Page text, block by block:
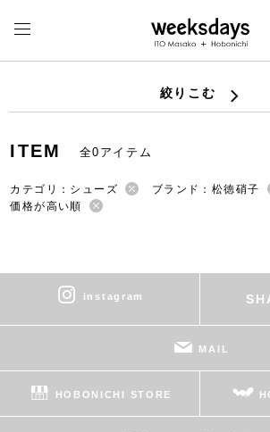
絞りこむ
ITEM 全0アイテム
カテゴリ：シューズ ブランド：松徳硝子
価格が高い順
instagram
MAIL
HOBONICHI STORE